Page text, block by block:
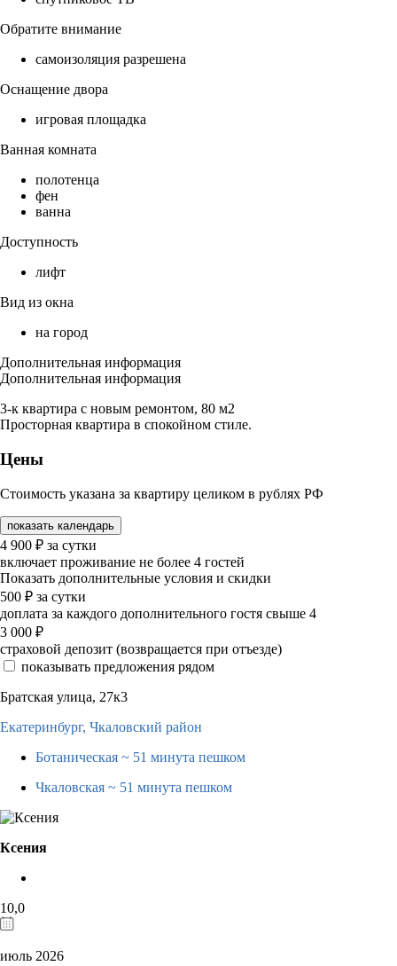
Обратите внимание
самоизоляция разрешена
Оснащение двора
игровая площадка
Ванная комната
полотенца
фен
ванна
Доступность
лифт
Вид из окна
на город
Дополнительная информация
Дополнительная информация
3-к квартира с новым ремонтом, 80 м2
Просторная квартира в спокойном стиле.
Цены
Стоимость указана за квартиру целиком в рублях РФ
показать календарь
4 900 ₽ за сутки
включает проживание не более 4 гостей
Показать дополнительные условия и скидки
500 ₽ за сутки
доплата за каждого дополнительного гостя свыше 4
3 000 ₽
страховой депозит (возвращается при отъезде)
показывать предложения рядом
Братская улица, 27к3
Екатеринбург, Чкаловский район
Ботаническая ~ 51 минута пешком
Чкаловская ~ 51 минута пешком
Ксения
10,0
июль 2026